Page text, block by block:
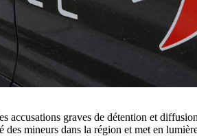
accusations graves de détention et
mineurs dans la région et met en